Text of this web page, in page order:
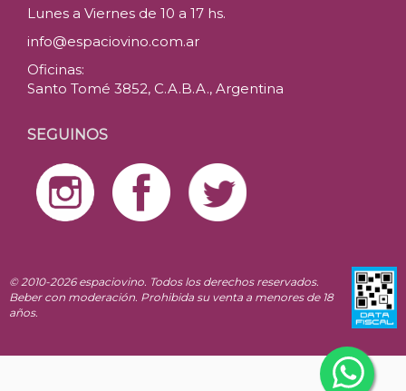
Lunes a Viernes de 10 a 17 hs.
info@espaciovino.com.ar
Oficinas:
Santo Tomé 3852, C.A.B.A., Argentina
SEGUINOS
© 2010-2026 espaciovino. Todos los derechos reservados.
Beber con moderación. Prohibida su venta a menores de 18
años.